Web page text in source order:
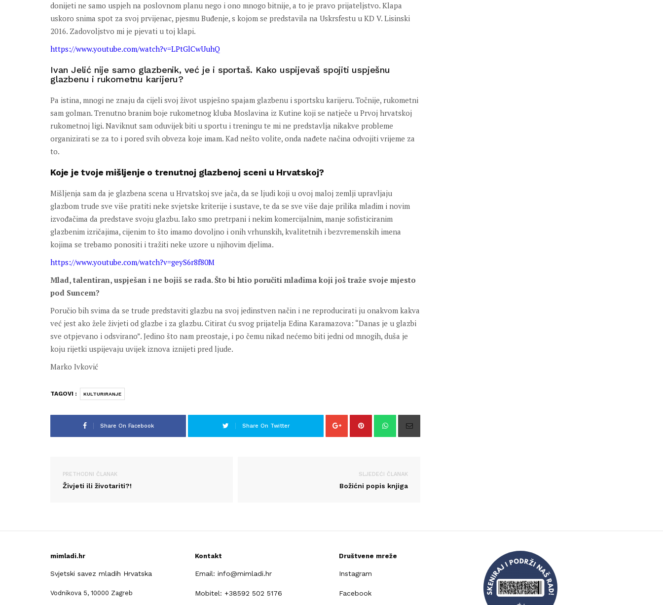
donijeti ne samo uspjeh na poslovnom planu nego i ono mnogo bitnije, a to je pravo prijateljstvo. Klapa
uskoro snima spot za svoj prvijenac, pjesmu Buđenje, s kojom se predstavila na Uskrsfestu u KD V. Lisinski
2016. Zadovoljstvo mi je pjevati u toj klapi.
https://www.youtube.com/watch?v=LPtGlCwUuhQ
Ivan Jelić nije samo glazbenik, već je i sportaš. Kako uspijevaš spojiti uspješnu
glazbenu i rukometnu karijeru?
Pa istina, mnogi ne znaju da cijeli svoj život uspješno spajam glazbenu i sportsku karijeru. Točnije, rukometni
sam golman. Trenutno branim boje rukometnog kluba Moslavina iz Kutine koji se natječe u Prvoj hrvatskoj
rukometnoj ligi. Naviknut sam oduvijek biti u sportu i treningu te mi ne predstavlja nikakve probleme
organizirati se za to i pored svih obveza koje imam. Kad nešto volite, onda nađete načina odvojiti vrijeme za
to.
Koje je tvoje mišljenje o trenutnoj glazbenoj sceni u Hrvatskoj?
Mišljenja sam da je glazbena scena u Hrvatskoj sve jača, da se ljudi koji u ovoj maloj zemlji upravljaju
glazbom trude sve više pratiti neke svjetske kriterije i sustave, te da se sve više daje prilika mladim i novim
izvođačima da predstave svoju glazbu. Iako smo pretrpani i nekim komercijalnim, manje sofisticiranim
glazbenim izričajima, cijenim to što imamo dovoljno i onih vrhunskih, kvalitetnih i bezvremenskih imena
kojima se trebamo ponositi i tražiti neke uzore u njihovim djelima.
https://www.youtube.com/watch?v=geyS6r8f80M
Mlad, talentiran, uspješan i ne bojiš se rada. Što bi htio poručiti mladima koji još traže svoje mjesto
pod Suncem?
Poručio bih svima da se trude predstaviti glazbu na svoj jedinstven način i ne reproducirati ju onakvom kakva
već jest ako žele živjeti od glazbe i za glazbu. Citirat ću svog prijatelja Edina Karamazova: “Danas je u glazbi
sve otpjevano i odsvirano”. Jedino što nam preostaje, i po čemu nikad nećemo biti jedni od mnogih, duša je
koju rijetki uspijevaju uvijek iznova iznijeti pred ljude.
Marko Ivković
TAGOVI : KULTURIRANJE
Share On Facebook Share On Twitter
PRETHODNI ČLANAK
Živjeti ili životariti?!
SLJEDEĆI ČLANAK
Božićni popis knjiga
mimladi.hr
Svjetski savez mladih Hrvatska
Vodnikova 5, 10000 Zagreb
Kontakt
Email: info@mimladi.hr
Mobitel: +38592 502 5176
Društvene mreže
Instagram
Facebook